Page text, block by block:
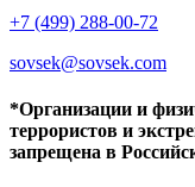
+7 (499) 288-00-72
sovsek@sovsek.com
*Организации и
террористов и
запрещена в